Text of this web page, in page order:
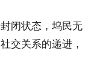
闭状态，坞民无
交关系的递进，